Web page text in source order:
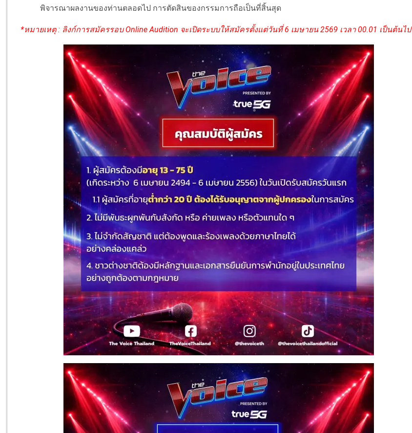
พิจารณาผลงานของท่านตลอดไป การตัดสินของกรรมการถือเป็นที่สิ้นสุด
*หมายเหตุ : ลิงก์การสมัครรอบ Online Audition จะเปิดระบบให้สมัครตั้งแต่วันที่ 6 เมษายน 2569 เวลา 00.01 เป็นต้นไป